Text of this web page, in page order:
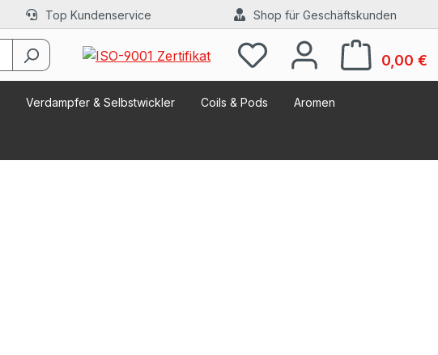
Top Kundenservice Shop für Geschäftskunden
0,00 €
Verdampfer & Selbstwickler Coils & Pods Aromen